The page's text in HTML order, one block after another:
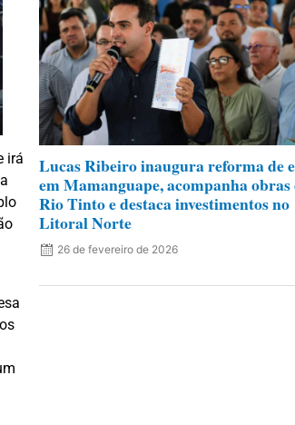
irá
Lucas Ribeiro inaugura reforma de
em Mamanguape, acompanha obras
Rio Tinto e destaca investimentos no
Litoral Norte
26 de fevereiro de 2026